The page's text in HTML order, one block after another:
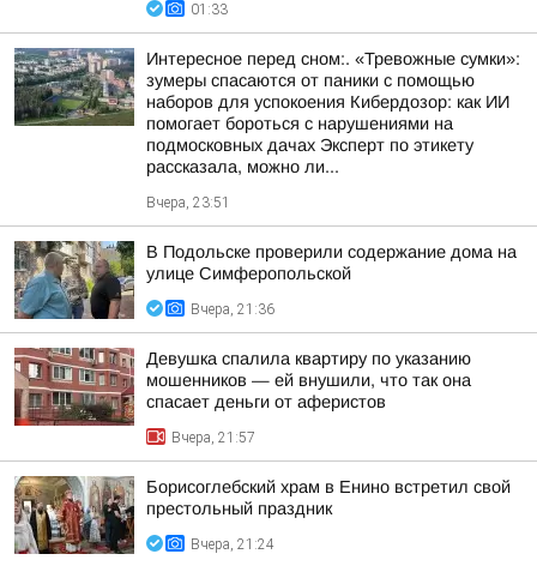
01:33
Интересное перед сном:. «Тревожные сумки»:
зумеры спасаются от паники с помощью
наборов для успокоения Кибердозор: как ИИ
помогает бороться с нарушениями на
подмосковных дачах Эксперт по этикету
рассказала, можно ли...
Вчера, 23:51
В Подольске проверили содержание дома на
улице Симферопольской
Вчера, 21:36
Девушка спалила квартиру по указанию
мошенников — ей внушили, что так она
спасает деньги от аферистов
Вчера, 21:57
Борисоглебский храм в Енино встретил свой
престольный праздник
Вчера, 21:24